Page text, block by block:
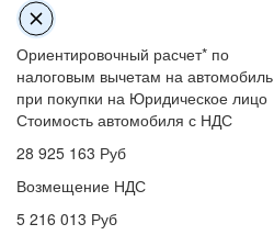
Ориентировочный расчет* по
налоговым вычетам на автомобиль
при покупки на Юридическое лицо
Стоимость автомобиля с НДС
28 925 163 Руб
Возмещение НДС
5 216 013 Руб